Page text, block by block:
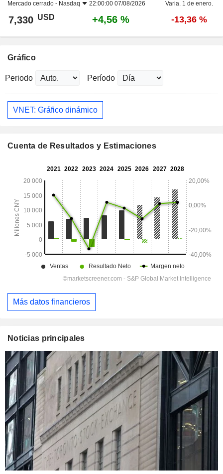
Mercado cerrado - Nasdaq 22:00:00 07/08/2026 Varia. 1 de enero.
7,330 USD +4,56 % -13,36 %
Gráfico
Periodo Período
VNET: Gráfico dinámico
Cuenta de Resultados y Estimaciones
Más datos financieros
Noticias principales